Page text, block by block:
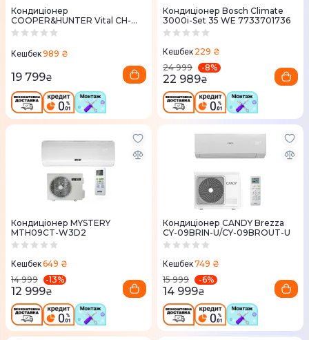
Кондиціонер
COOPER&HUNTER Vital CH-
S07FTXF2-NG 18 м2
Кешбек989 ₴
19 799₴
Кондиціонер Bosch Climate
3000i-Set 35 WE 7733701736
Кешбек 229 ₴
24 999
-8%
22 989₴
Кондиціонер MYSTERY
MTH09CT-W3D2
Кешбек649 ₴
14 999
-13%
12 999₴
Кондиціонер CANDY Brezza
CY-09BRIN-U/CY-09BROUT-U
Кешбек749 ₴
15 999
-6%
14 999₴